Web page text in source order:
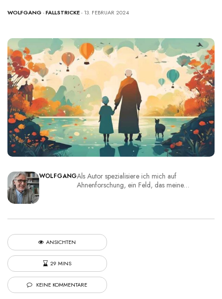
WOLFGANG -FALLSTRICKE- 13. FEBRUAR 2024
WOLFGANGAls Autor spezialisiere ich mich auf
Ahnenforschung, ein Feld, das meine…
ANSICHTEN
29 MINS
KEINE KOMMENTARE